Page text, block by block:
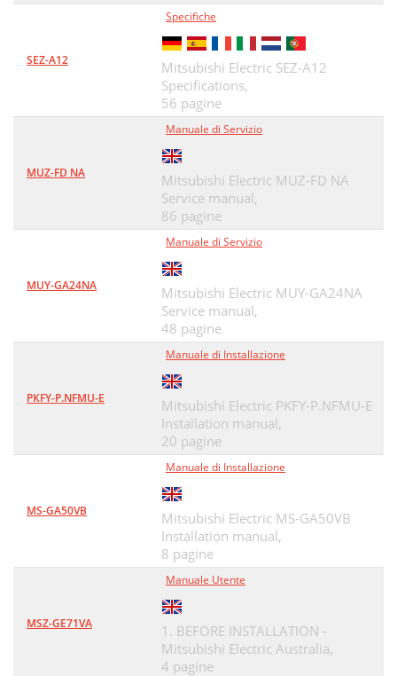
SEZ-A12
Specifiche
Mitsubishi Electric SEZ-A12
Specifications,
56 pagine
MUZ-FD NA
Manuale di Servizio
Mitsubishi Electric MUZ-FD NA
Service manual,
86 pagine
MUY-GA24NA
Manuale di Servizio
Mitsubishi Electric MUY-GA24NA
Service manual,
48 pagine
PKFY-P.NFMU-E
Manuale di Installazione
Mitsubishi Electric PKFY-P.NFMU-E
Installation manual,
20 pagine
MS-GA50VB
Manuale di Installazione
Mitsubishi Electric MS-GA50VB
Installation manual,
8 pagine
MSZ-GE71VA
Manuale Utente
1. BEFORE INSTALLATION -
Mitsubishi Electric Australia,
4 pagine